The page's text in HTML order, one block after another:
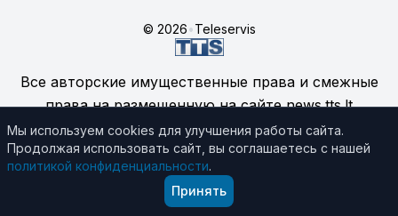
© 2026•Teleservis
Все авторские имущественные права и смежные
права на размещенную на сайте news.tts.lt
информацию принадлежат ЗАО "Telekomunikacinių
technologijų servisas", если не указано иное.
Подробнее об использовании материалов сайта
Мы используем cookies для улучшения работы сайта.
Продолжая использовать сайт, вы соглашаетесь с нашей
политикой конфиденциальности.
Принять